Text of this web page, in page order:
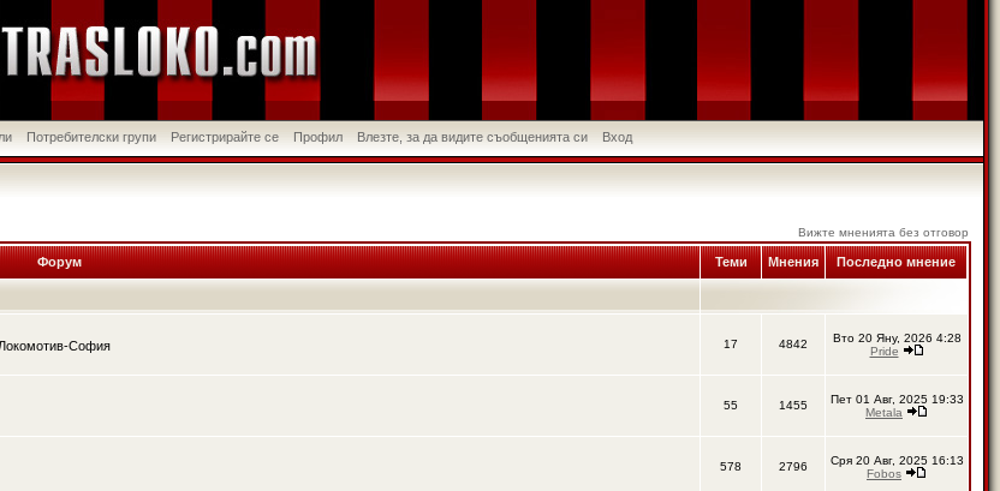
Потребителски групи Регистрирайте се Профил Влезте, за да видите съобщенията си Вход
Вижте мненията без отговор
Форум Теми Мнения Последно мнение
София 17 4842
Вто 20 Яну, 2026 4:28
Pride
55 1455
Пет 01 Авг, 2025 19:33
Metala
578 2796
Сря 20 Авг, 2025 16:13
Fobos